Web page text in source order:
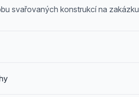
svařovaných konstrukcí na